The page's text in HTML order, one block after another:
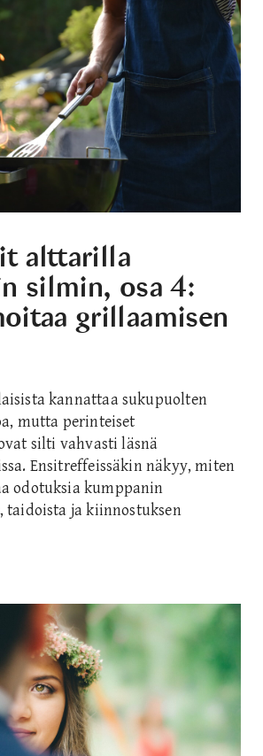
alttarilla
silmin, osa 4:
grillaamisen
kannattaa sukupuolten
mutta perinteiset
silti vahvasti läsnä
Ensitreffeissäkin näkyy, miten
odotuksia kumppanin
taidoista ja kiinnostuksen